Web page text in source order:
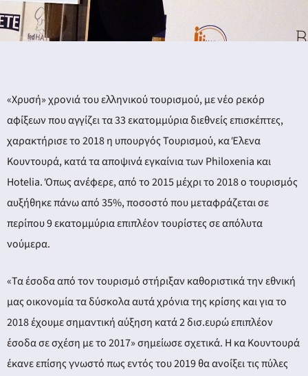
«Χρυσή» χρονιά του ελληνικού τουρισμού, με νέο ρεκόρ
αφίξεων που αγγίζει τα 33 εκατομμύρια διεθνείς επισκέπτες,
χαρακτήρισε το 2018 η υπουργός Τουρισμού, κα Έλενα
Κουντουρά, κατά τα αποψινά εγκαίνια των Philoxenia και
Hotelia. Όπως ανέφερε, από το 2015 μέχρι το 2018 ο τουρισμός
αυξήθηκε πάνω από 35%, ποσοστό που μεταφράζεται σε
περίπου 9 εκατομμύρια επιπλέον τουρίστες σε απόλυτα
νούμερα.
«Τα έσοδα από τον τουρισμό στήριξαν καθοριστικά την εθνική
μας οικονομία τα δύσκολα αυτά χρόνια της κρίσης και για το
2018 έχουμε σημαντική αύξηση κατά 2 δισ.ευρώ επιπλέον
έσοδα σε σχέση με το 2017» σημείωσε σχετικά. Η κα Κουντουρά
έκανε επίσης γνωστό πως εντός του 2019 θα ανοίξει τις πύλες